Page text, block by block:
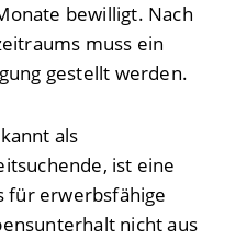
bewilligt. Nach
muss ein
gestellt werden.
als
ist eine
für erwerbsfähige
nicht aus